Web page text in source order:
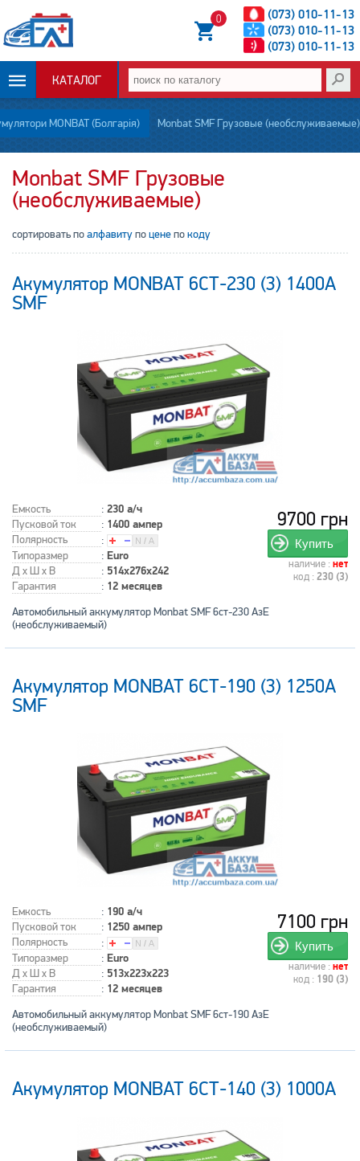
(073) 010-11-13
(073) 010-11-13
(073) 010-11-13
0
КАТАЛОГ
ОПЛАТА И
ДОСТАВКА
НОВОСТИ
СТАТЬИ
О НАС
КОНТАКТЫ
MONBAT (Болгарія) Monbat SMF Грузовые (необслуживаемые)
Monbat SMF Грузовые
(необслуживаемые)
сортировать поалфавитупоценепокоду
Акумулятор MONBAT 6СТ-230 (3) 1400А
SMF
Емкость : 230 а/ч
Пусковой ток : 1400 ампер
Полярность
:
Типоразмер
: Euro
Д x Ш x В : 514x276x242
Гарантия : 12 месяцев
9700 грн
Купить
наличие : нет
код : 230 (3)
Автомобильный аккумулятор Monbat SMF 6ст-230 АзЕ
(необслуживаемый)
Акумулятор MONBAT 6СТ-190 (3) 1250А
SMF
Емкость : 190 а/ч
Пусковой ток : 1250 ампер
Полярность
:
Типоразмер
: Euro
Д x Ш x В : 513x223x223
Гарантия : 12 месяцев
7100 грн
Купить
наличие : нет
код : 190 (3)
Автомобильный аккумулятор Monbat SMF 6ст-190 АзЕ
(необслуживаемый)
Акумулятор MONBAT 6СТ-140 (3) 1000А